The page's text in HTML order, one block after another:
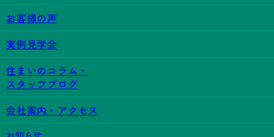
お客様の声
実例見学会
住まいのコラム・
スタッフブログ
会社案内・アクセス